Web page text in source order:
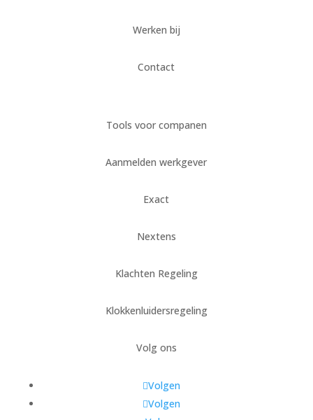
Werken bij
Contact
Tools voor companen
Aanmelden werkgever
Exact
Nextens
Klachten Regeling
Klokkenluidersregeling
Volg ons
Volgen
Volgen